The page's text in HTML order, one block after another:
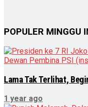
POPULER MINGGU
Lama Tak Terlihat,
1 year ago